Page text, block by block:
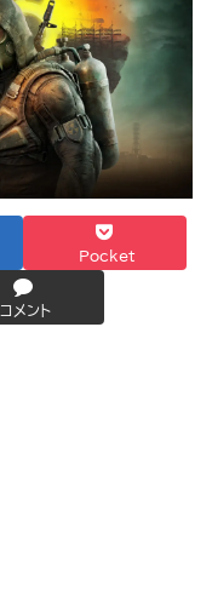
Pocket
コメント